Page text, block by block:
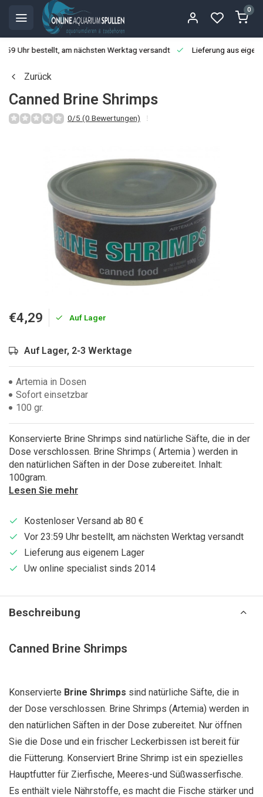
0
Uhr bestellt, am nächsten Werktag versandt Lieferung aus
Zurück
Canned Brine Shrimps
0/5 (0 Bewertungen)
€4,29 Auf Lager
Auf Lager, 2-3 Werktage
Artemia in Dosen
Sofort einsetzbar
100 gr.
Konservierte Brine Shrimps sind natürliche Säfte, die in der
Dose verschlossen. Brine Shrimps ( Artemia ) werden in
den natürlichen Säften in der Dose zubereitet. Inhalt:
100gram.
Lesen Sie mehr
Kostenloser Versand ab 80 €
Vor 23:59 Uhr bestellt, am nächsten Werktag versandt
Lieferung aus eigenem Lager
Uw online specialist sinds 2014
Beschreibung
Canned Brine Shrimps
Konservierte Brine Shrimps sind natürliche Säfte, die in
der Dose verschlossen. Brine Shrimps (Artemia) werden in
den natürlichen Säften in der Dose zubereitet. Nur öffnen
Sie die Dose und ein frischer Leckerbissen ist bereit für
die Fütterung. Konserviert Brine Shrimp ist ein spezielles
Hauptfutter für Zierfische, Meeres-und Süßwasserfische.
Es enthält viele Nährstoffe, es macht die Fische stärker und